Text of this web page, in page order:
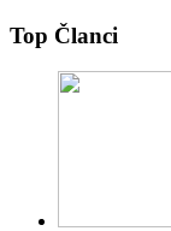
Top Članci